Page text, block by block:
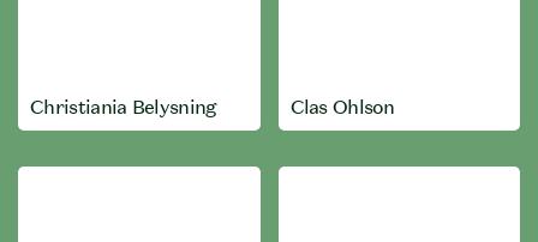
Christiania Belysning Clas Ohlson